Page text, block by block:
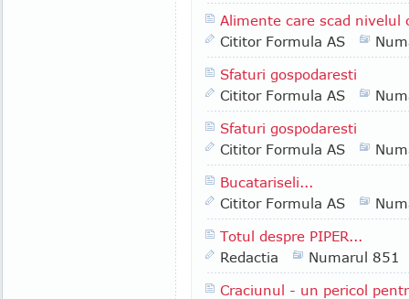
Alimente care scad nivelul
Cititor Formula AS
Sfaturi gospodaresti
Cititor Formula AS
Sfaturi gospodaresti
Cititor Formula AS
Bucatariseli...
Cititor Formula AS
Totul despre PIPER...
Redactia
Numarul 851
Craciunul - un pericol